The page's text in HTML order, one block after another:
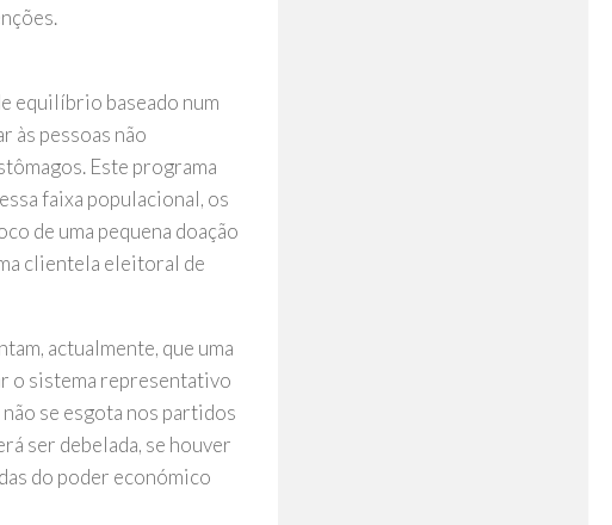
equilíbrio baseado num
às pessoas não
Este programa
faixa populacional, os
de uma pequena doação
clientela eleitoral de
actualmente, que uma
o sistema representativo
se esgota nos partidos
ser debelada, se houver
do poder económico